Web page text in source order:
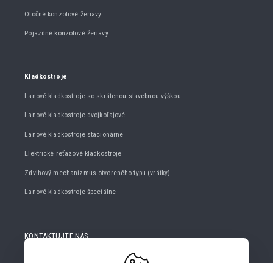
Otočné konzolové žeriavy
Pojazdné konzolové žeriavy
Kladkostroje
Lanové kladkostroje so skrátenou stavebnou výškou
Lanové kladkostroje dvojkoľajové
Lanové kladkostroje stacionárne
Elektrické reťazové kladkostroje
Zdvihový mechanizmus otvoreného typu (vrátky)
Lanové kladkostroje špeciálne
KONTAKTUJTE NÁS